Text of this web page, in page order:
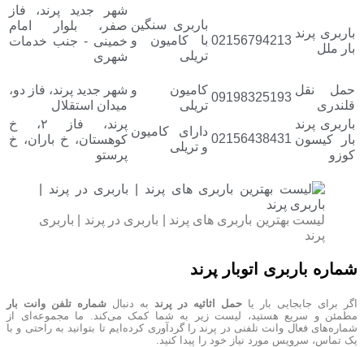
باربری پرند
بار ملل
02156794213
باربری سنگین
با کامیون و
تریلی
شهر جدید پرند، فاز
صفر، بلوار امام
خمینی - جنب خدمات
شهری
حمل نقل
قلندری
09198325193
کامیون و
تریلی
شهر جدید پرند، فاز دو،
میدان استقلال
باربری پرند
بار کیسون
کوزو
02156438431
دارای کامیون
و تریلی
پرند، فاز ۲، خ
کوهستان، خ باران، خ
پرستو
لیست بهترین باربری های پرند | باربری در پرند | باربری
پرند
شماره باربری اتوبار پرند
اگر برای جابجایی بار یا حمل اثاثیه در پرند به دنبال شماره تلفن وانت بار
مطمئن و سریع هستید، لیست زیر به شما کمک می‌کند. ما مجموعه‌ای از
شماره‌های فعال وانت تلفنی در پرند را گردآوری کرده‌ایم تا بتوانید به راحتی و با
یک تماس، سرویس مورد نیاز خود را پیدا کنید.